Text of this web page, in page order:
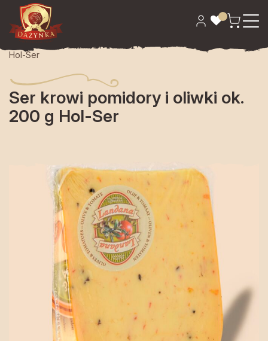
Strona główna
Hol-Ser
Ser krowi pomidory i oliwki ok.
200 g Hol-Ser